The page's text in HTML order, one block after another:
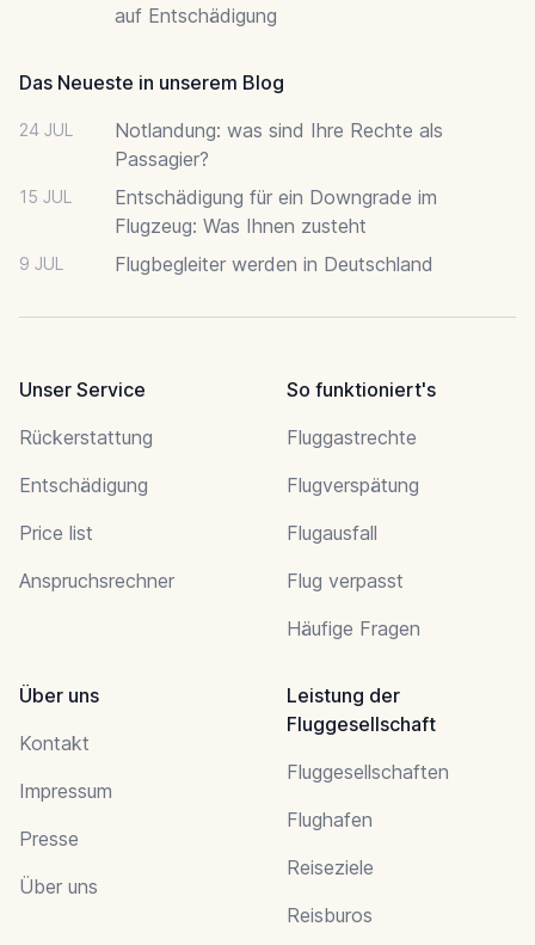
auf Entschädigung
Das Neueste in unserem Blog
24 JUL
Notlandung: was sind Ihre Rechte als
Passagier?
15 JUL
Entschädigung für ein Downgrade im
Flugzeug: Was Ihnen zusteht
9 JUL Flugbegleiter werden in Deutschland
Unser Service
Rückerstattung
Entschädigung
Price list
Anspruchsrechner
So funktioniert's
Fluggastrechte
Flugverspätung
Flugausfall
Flug verpasst
Häufige Fragen
Über uns
Kontakt
Impressum
Presse
Über uns
Leistung der
Fluggesellschaft
Fluggesellschaften
Flughafen
Reiseziele
Reisburos